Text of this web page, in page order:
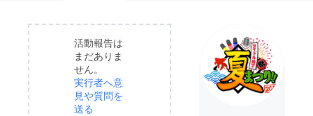
活動報告は
まだありま
せん。
実行者へ意
見や質問を
送る